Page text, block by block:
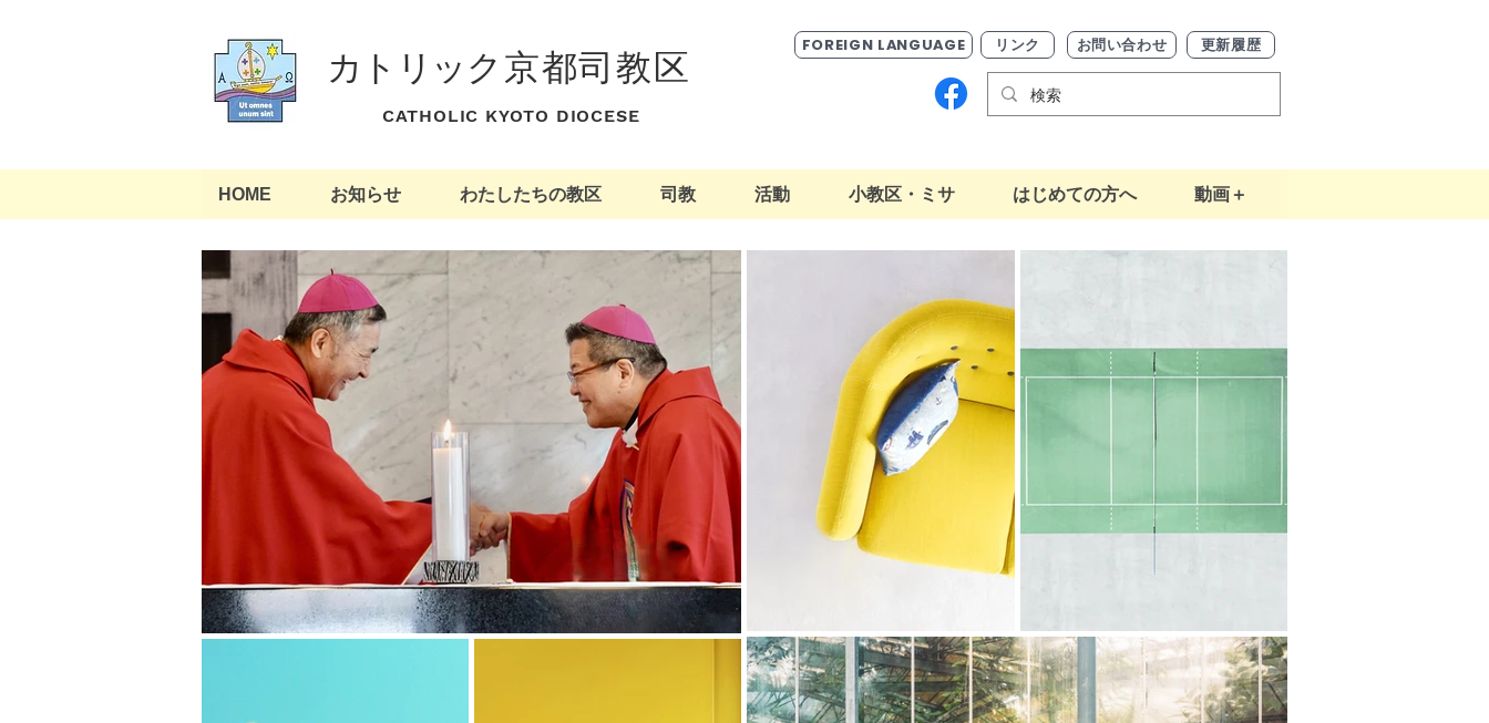
カトリッ ク京都司教区
​ CATHOLIC KYOTO DIOCESE
FOREIGN LANGUAGE リンク お問い合わせ 更新履歴
HOME お知らせ わたしたちの教区 司教 活動 小教区・ミサ はじめての方へ 動画＋